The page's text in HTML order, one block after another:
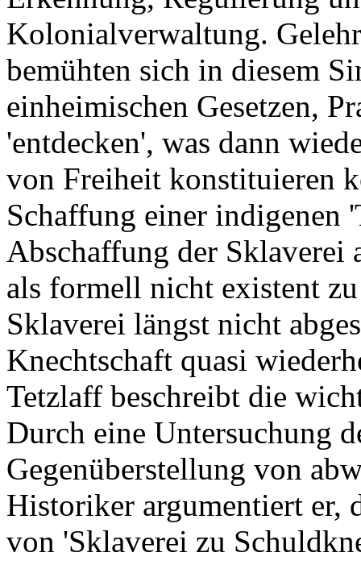
Kolonialverwaltung.
bemühten sich in diesem
einheimischen Gesetzen,
'entdecken', was dann
von Freiheit konstituieren
Schaffung einer indigenen
Abschaffung der Sklaverei
als formell nicht existent
Sklaverei längst nicht
Knechtschaft quasi
Tetzlaff beschreibt die
Durch eine Untersuchung
Gegenüberstellung von
Historiker argumentiert er,
von 'Sklaverei zu